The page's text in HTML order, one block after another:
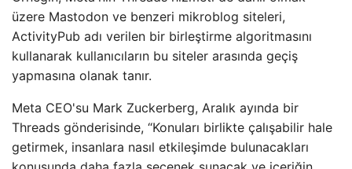
üzere Mastodon ve benzeri mikroblog siteleri,
ActivityPub adı verilen bir birleştirme algoritmasını
kullanarak kullanıcıların bu siteler arasında geçiş
yapmasına olanak tanır.
Meta CEO'su Mark Zuckerberg, Aralık ayında bir
Threads gönderisinde, “Konuları birlikte çalışabilir hale
getirmek, insanlara nasıl etkileşimde bulunacakları